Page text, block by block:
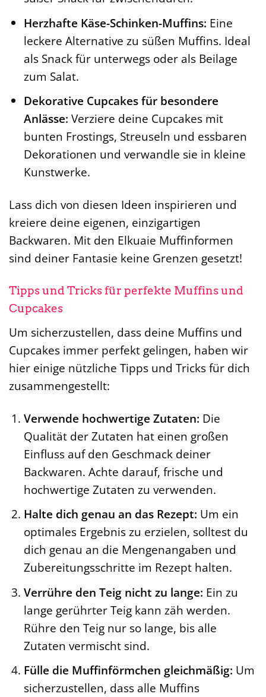
Herzhafte Käse-Schinken-Muffins: Eine
leckere Alternative zu süßen Muffins. Ideal
als Snack für unterwegs oder als Beilage
zum Salat.
Dekorative Cupcakes für besondere
Anlässe: Verziere deine Cupcakes mit
bunten Frostings, Streuseln und essbaren
Dekorationen und verwandle sie in kleine
Kunstwerke.
Lass dich von diesen Ideen inspirieren und
kreiere deine eigenen, einzigartigen
Backwaren. Mit den Elkuaie Muffinformen
sind deiner Fantasie keine Grenzen gesetzt!
Tipps und Tricks für perfekte Muffins und
Cupcakes
Um sicherzustellen, dass deine Muffins und
Cupcakes immer perfekt gelingen, haben wir
hier einige nützliche Tipps und Tricks für dich
zusammengestellt:
Verwende hochwertige Zutaten: Die
Qualität der Zutaten hat einen großen
Einfluss auf den Geschmack deiner
Backwaren. Achte darauf, frische und
hochwertige Zutaten zu verwenden.
Halte dich genau an das Rezept: Um ein
optimales Ergebnis zu erzielen, solltest du
dich genau an die Mengenangaben und
Zubereitungsschritte im Rezept halten.
Verrühre den Teig nicht zu lange: Ein zu
lange gerührter Teig kann zäh werden.
Rühre den Teig nur so lange, bis alle
Zutaten vermischt sind.
Fülle die Muffinförmchen gleichmäßig: Um
sicherzustellen, dass alle Muffins